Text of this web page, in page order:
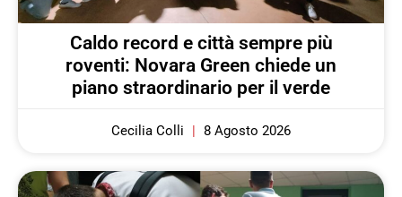
Caldo record e città sempre più
roventi: Novara Green chiede un
piano straordinario per il verde
Cecilia Colli 8 Agosto 2026